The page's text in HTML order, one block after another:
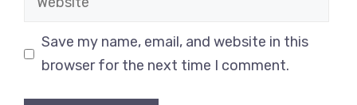
Save my name, email, and website in this
browser for the next time I comment.